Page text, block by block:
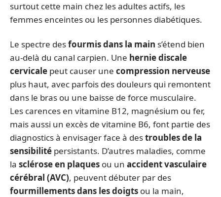
surtout cette main chez les adultes actifs, les
femmes enceintes ou les personnes diabétiques.
Le spectre desfourmis dans la main s’étend bien
au-delà du canal carpien. Une hernie discale
cervicale peut causer une compression nerveuse
plus haut, avec parfois des douleurs qui remontent
dans le bras ou une baisse de force musculaire.
Les carences en vitamine B12, magnésium ou fer,
mais aussi un excès de vitamine B6, font partie des
diagnostics à envisager face à destroubles de la
sensibilité persistants. D’autres maladies, comme
la sclérose en plaques ou un accident vasculaire
cérébral (AVC), peuvent débuter par des
fourmillements dans les doigts ou la main,